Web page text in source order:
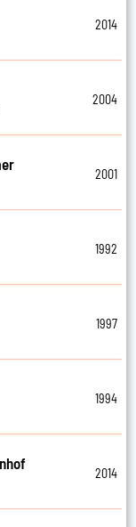
2014
2004
2001
1992
1997
1994
2014